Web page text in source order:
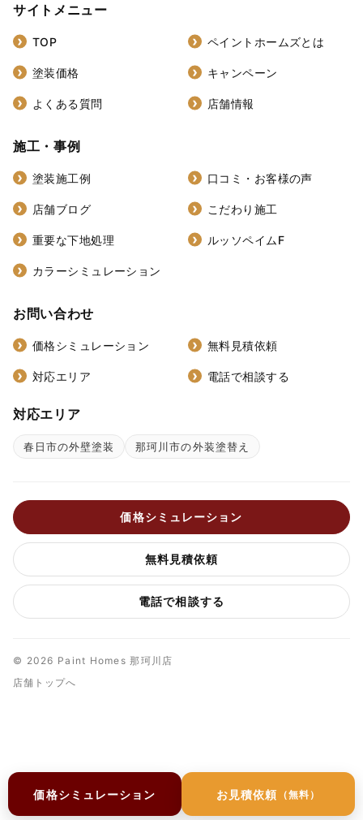
価格シミュレーション お見積依頼 （無料）
サイトメニュー
TOP ペイントホームズとは
塗装価格 キャンペーン
よくある質問 店舗情報
施工・事例
塗装施工例 口コミ・お客様の声
店舗ブログ こだわり施工
重要な下地処理 ルッソペイムF
カラーシミュレーション
お問い合わせ
価格シミュレーション 無料見積依頼
対応エリア 電話で相談する
対応エリア
春日市の外壁塗装 那珂川市の外装塗替え
価格シミュレーション
無料見積依頼
電話で相談する
© 2026 Paint Homes 那珂川店
店舗トップへ